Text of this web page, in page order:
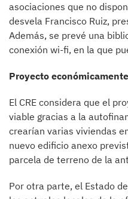
asociaciones que no
desvela Francisco Ruiz,
Además, se prevé una
conexión wi-fi, en la que
Proyecto
El CRE considera que el
viable gracias a la
crearían varias viviendas
nuevo edificio anexo
parcela de terreno de la
Por otra parte, el Estado